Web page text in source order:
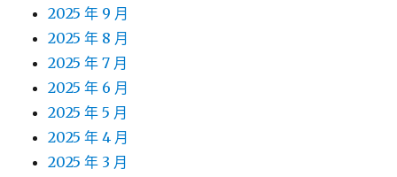
2025 年 9 月
2025 年 8 月
2025 年 7 月
2025 年 6 月
2025 年 5 月
2025 年 4 月
2025 年 3 月